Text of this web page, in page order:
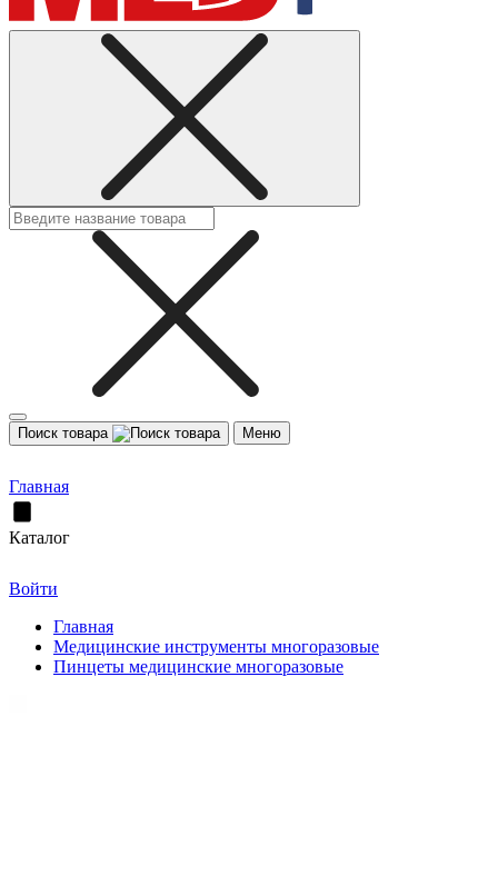
Поиск товара Меню
Главная
Каталог
Войти
Главная
Медицинские инструменты многоразовые
Пинцеты медицинские многоразовые